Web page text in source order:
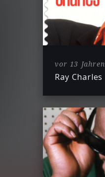
vor 13 Jahren
Ray Charles